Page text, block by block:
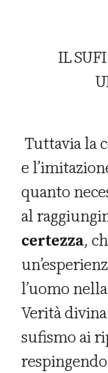
IL
Tuttavia la
e
quanto
al
certezza,
l’uomo
Verità
sufismo ai